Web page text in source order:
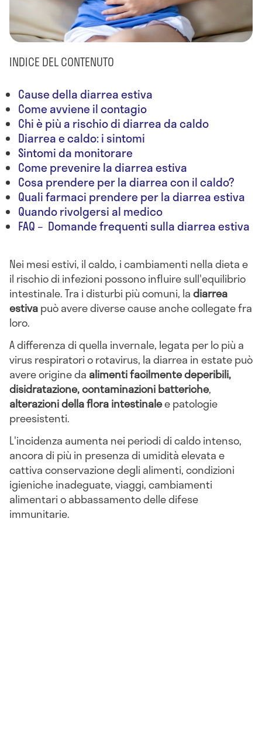
INDICE DEL CONTENUTO
Cause della diarrea estiva
Come avviene il contagio
Chi è più a rischio di diarrea da caldo
Diarrea e caldo: i sintomi
Sintomi da monitorare
Come prevenire la diarrea estiva
Cosa prendere per la diarrea con il caldo?
Quali farmaci prendere per la diarrea estiva
Quando rivolgersi al medico
FAQ – Domande frequenti sulla diarrea estiva
Nei mesi estivi, il caldo, i cambiamenti nella dieta e
il rischio di infezioni possono influire sull'equilibrio
intestinale. Tra i disturbi più comuni, ladiarrea
estivapuò avere diverse cause anche collegate fra
loro.
A differenza di quella invernale, legata per lo più a
virus respiratori o rotavirus, la diarrea in estate può
avere origine da alimenti facilmente deperibili,
disidratazione, contaminazioni batteriche,
alterazioni della flora intestinalee patologie
preesistenti.
L'incidenza aumenta nei periodi di caldo intenso,
ancora di più in presenza di umidità elevata e
cattiva conservazione degli alimenti, condizioni
igieniche inadeguate, viaggi, cambiamenti
alimentari o abbassamento delle difese
immunitarie.